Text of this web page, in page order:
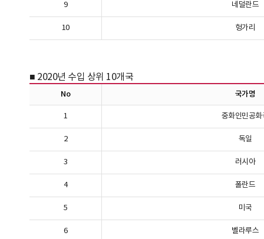
9 네덜란드
10 헝가리
■ 2020년 수입 상위 10개국
No 국가명
1 중화인민공화
2 독일
3 러시아
4 폴란드
5 미국
6 벨라루스